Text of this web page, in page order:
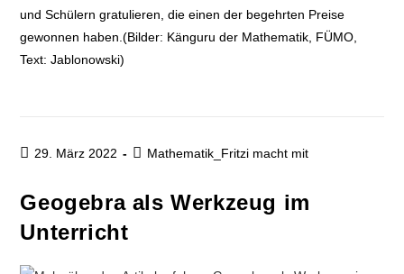
und Schülern gratulieren, die einen der begehrten Preise
gewonnen haben.(Bilder: Känguru der Mathematik, FÜMO,
Text: Jablonowski)
29. März 2022 Mathematik_Fritzi macht mit
Geogebra als Werkzeug im
Unterricht